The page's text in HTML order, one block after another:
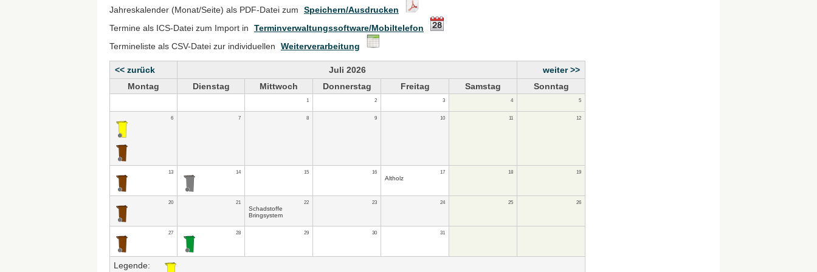
Jahreskalender (Monat/Seite) als PDF-Datei zum
Speichern/Ausdrucken
Termine als ICS-Datei zum Import in
Terminverwaltungssoftware/Mobiltelefon
Termineliste als CSV-Datei zur individuellen
Weiterverarbeitung
<< zurück Juli 2026
weiter >>
Montag
Dienstag Mittwoch Donnerstag Freitag Samstag Sonntag
1 2 3 4 5
6 7 8 9 10 11 12
13 14 15 16 17
Altholz
18 19
20 21 22
Schadstoffe
Bringsystem
23 24 25 26
27 28 29 30 31
Legende: